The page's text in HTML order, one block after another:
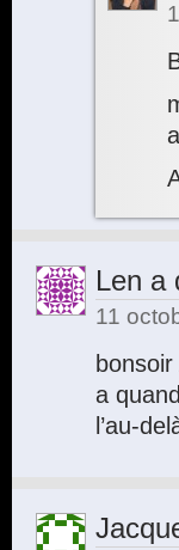
Len a
11
bonsoir
a
l’au-